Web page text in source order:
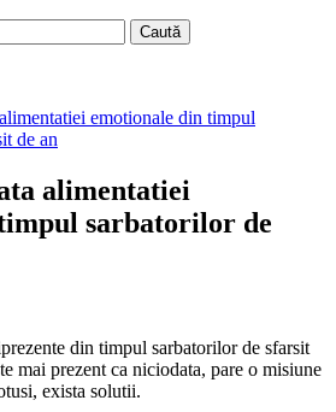
emotionale din timpul
de an
alimentatiei
sarbatorilor de
din timpul sarbatorilor de sfarsit
mai prezent ca niciodata, pare o misiune
exista solutii.